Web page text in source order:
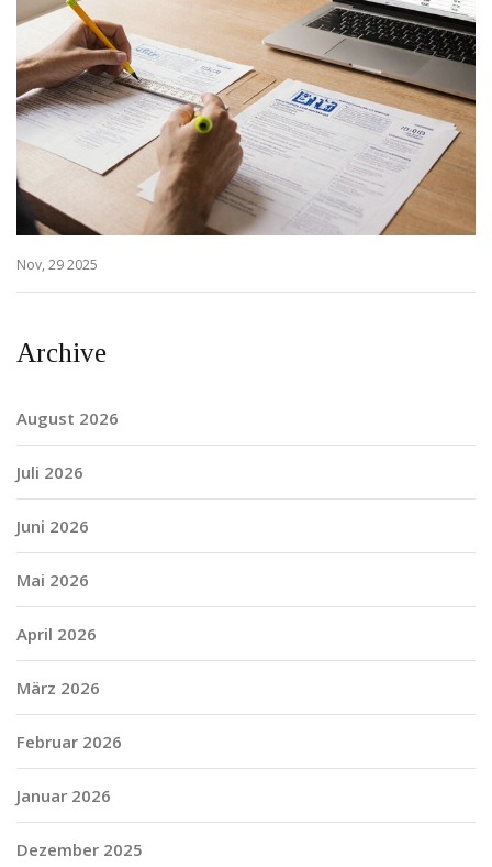
Nov, 29 2025
Archive
August 2026
Juli 2026
Juni 2026
Mai 2026
April 2026
März 2026
Februar 2026
Januar 2026
Dezember 2025